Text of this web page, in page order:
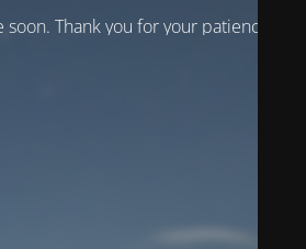
Thank you for your patience!